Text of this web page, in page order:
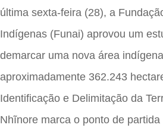
última sexta-feira (28), a
Indígenas (Funai) aprovou um
demarcar uma nova área
aproximadamente 362.243
Identificação e Delimitação da
Nhĩnore marca o ponto de